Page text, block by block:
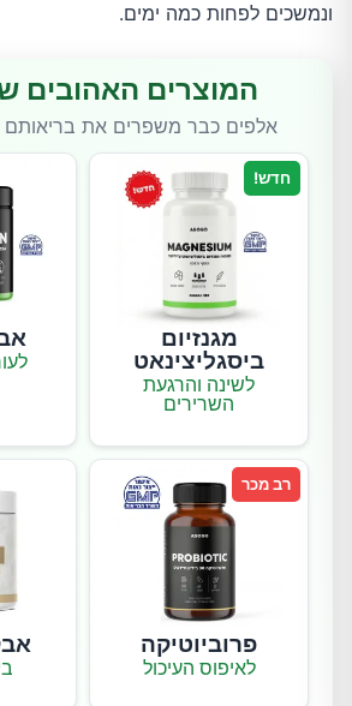
ונמשכים לפחות כמה ימים.
המוצרים האהובים
אלפים כבר משפרים את
חדש!
מגנזיום
ביסגליצינאט
לשינה והרגעת
השרירים
רב מכר
פרוביוטיקה
לאיפוס העיכול